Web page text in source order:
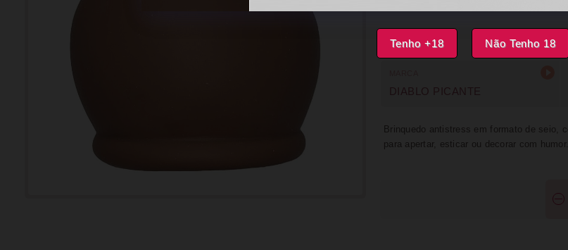
Tenho +18 Não Tenho 18
DIABLO PICANTE
Brinquedo antistress em formato de seio,
para apertar, esticar ou decorar com